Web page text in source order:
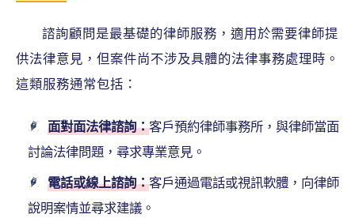
諮詢顧問是最基礎的律師服務，適用於需要律師提
供法律意見，但案件尚不涉及具體的法律事務處理時。
這類服務通常包括：
面對面法律諮詢：客戶預約律師事務所，與律師當面
討論法律問題，尋求專業意見。
電話或線上諮詢：客戶通過電話或視訊軟體，向律師
說明案情並尋求建議。